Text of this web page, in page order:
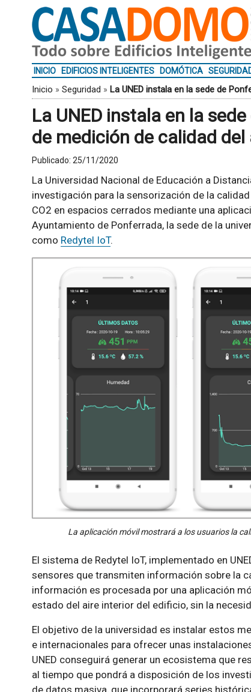
INICIO EDIFICIOS INTELIGENTES DOMÓTICA
Inicio » Seguridad » La UNED instala en la sede de
La UNED instala en la
de medición de calidad del
Publicado: 25/11/2020
La Universidad Nacional de Educación a
investigación para la sensorización de la
CO2 en espacios cerrados mediante una
Ayuntamiento de Ponferrada, la sede de la
como Redytel IoT.
La aplicación móvil mostrará a los usuarios la
El sistema de Redytel IoT, implementado en
sensores que transmiten información sobre la
información es procesada por una aplicación
estado del aire interior del edificio, sin la
El objetivo de la universidad es instalar estos
e internacionales para ofrecer unas
UNED conseguirá generar un ecosistema que
al tiempo que pondrá a disposición de los
de datos masiva, que incorporará series